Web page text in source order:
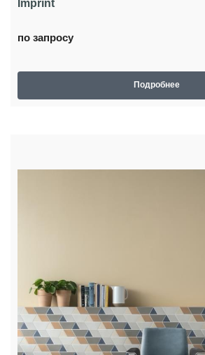
Imprint
по запросу
Подробнее